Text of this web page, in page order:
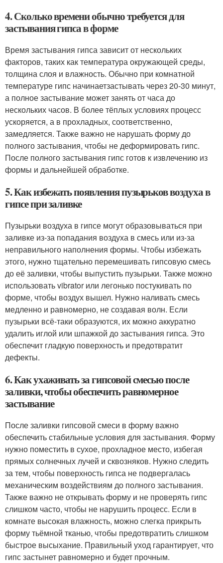
4. Сколько времени обычно требуется для
застывания гипса в форме
Время застывания гипса зависит от нескольких
факторов, таких как температура окружающей среды,
толщина слоя и влажность. Обычно при комнатной
температуре гипс начинаетзастывать через 20-30 минут,
а полное застывание может занять от часа до
нескольких часов. В более тёплых условиях процесс
ускоряется, а в прохладных, соответственно,
замедляется. Также важно не нарушать форму до
полного застывания, чтобы не деформировать гипс.
После полного застывания гипс готов к извлечению из
формы и дальнейшей обработке.
5. Как избежать появления пузырьков воздуха в
гипсе при заливке
Пузырьки воздуха в гипсе могут образовываться при
заливке из-за попадания воздуха в смесь или из-за
неправильного наполнения формы. Чтобы избежать
этого, нужно тщательно перемешивать гипсовую смесь
до её заливки, чтобы выпустить пузырьки. Также можно
использовать vibrator или легонько постукивать по
форме, чтобы воздух вышел. Нужно наливать смесь
медленно и равномерно, не создавая волн. Если
пузырьки всё-таки образуются, их можно аккуратно
удалить иглой или шпажкой до застывания гипса. Это
обеспечит гладкую поверхность и предотвратит
дефекты.
6. Как ухаживать за гипсовой смесью после
заливки, чтобы обеспечить равномерное
застывание
После заливки гипсовой смеси в форму важно
обеспечить стабильные условия для застывания. Форму
нужно поместить в сухое, прохладное место, избегая
прямых солнечных лучей и сквозняков. Нужно следить
за тем, чтобы поверхность гипса не подвергалась
механическим воздействиям до полного застывания.
Также важно не открывать форму и не проверять гипс
слишком часто, чтобы не нарушить процесс. Если в
комнате высокая влажность, можно слегка прикрыть
форму тьёмной тканью, чтобы предотвратить слишком
быстрое высыхание. Правильный уход гарантирует, что
гипс застынет равномерно и будет прочным.